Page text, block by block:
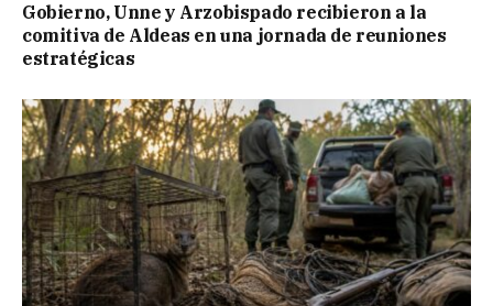
Gobierno, Unne y Arzobispado recibieron a la
comitiva de Aldeas en una jornada de reuniones
estratégicas